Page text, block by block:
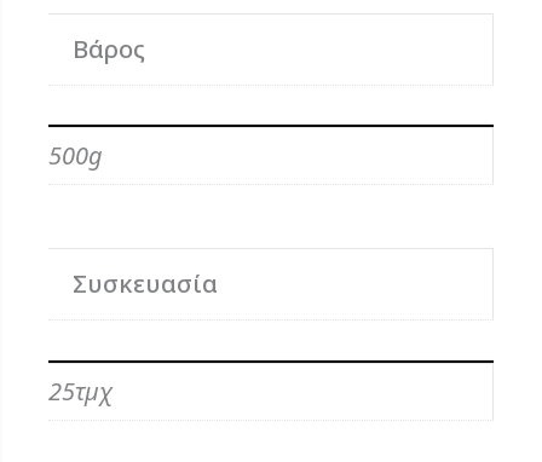
Βάρος
500g
Συσκευασία
25τµχ